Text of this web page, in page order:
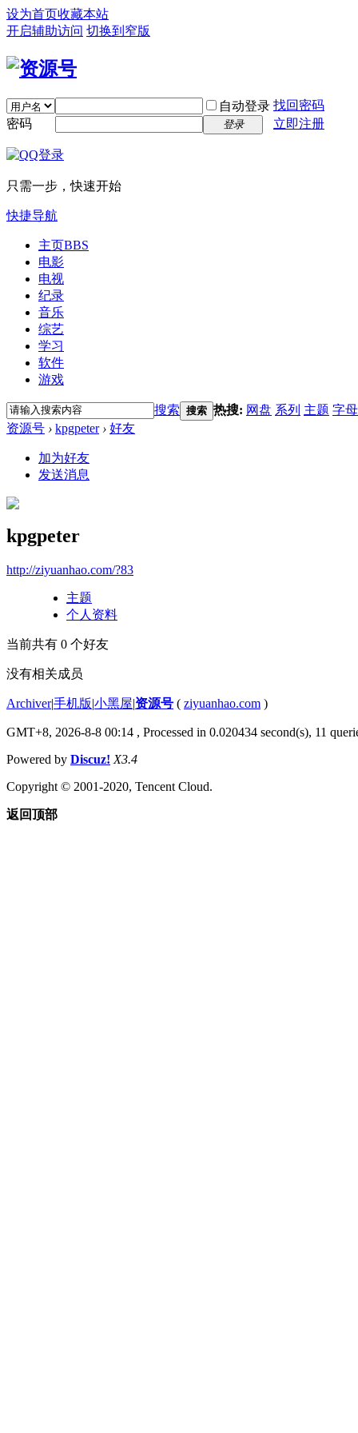
设为首页收藏本站
开启辅助访问 切换到窄版
自动登录 找回密码
密码
登录 立即注册
只需一步，快速开始
快捷导航
主页BBS
电影
电视
纪录
音乐
综艺
学习
软件
游戏
搜索 搜索 热搜: 网盘 系列 主题 字
资源号 › kpgpeter › 好友
加为好友
发送消息
kpgpeter
http://ziyuanhao.com/?83
主题
个人资料
当前共有 0 个好友
没有相关成员
Archiver|手机版|小黑屋|资源号 ( ziyuanhao.com )
GMT+8, 2026-8-8 00:14 , Processed in 0.020434 second(s), 11
Powered by Discuz! X3.4
Copyright © 2001-2020, Tencent Cloud.
返回顶部